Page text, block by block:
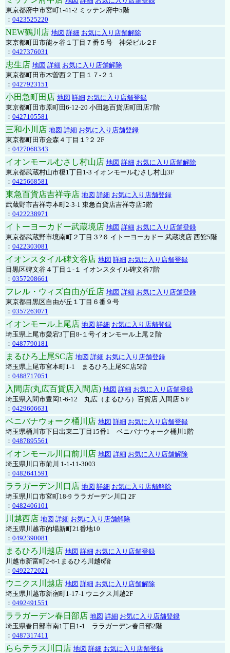
東京都府中市宮町1-41-2 ミッテン府中5階
： 0423525220
NEW鶴川店 地図 詳細 お気に入り店舗解除
東京都町田市能ヶ谷１丁目７番５号 神栄ビル２F
： 0427376031
忠生店 地図 詳細 お気に入り店舗解除
東京都町田市木曽西２丁目１７-２１
： 0427923151
小田急町田店 地図 詳細 お気に入り店舗登録
東京都町田市原町田6-12-20 小田急百貨店町田店7階
： 0427105581
三和小川店 地図 詳細 お気に入り店舗登録
東京都町田市金森４丁目１?２ 2F
： 0427068343
イオンモールむさし村山店 地図 詳細 お気に入り店舗解除
東京都武蔵村山市榎1丁目1-3 イオンモールむさし村山3F
： 0425668581
東急百貨店吉祥寺店 地図 詳細 お気に入り店舗登録
武蔵野市吉祥寺本町2-3-1 東急百貨店吉祥寺店5階
： 0422238971
イトーヨーカドー武蔵境店 地図 詳細 お気に入り店舗登録
東京都武蔵野市境南町２丁目３?６ イトーヨーカドー 武蔵境店 西館5階
： 0422303081
イオンスタイル碑文谷店 地図 詳細 お気に入り店舗登録
目黒区碑文谷４丁目１-１ イオンスタイル碑文谷7階
： 0357208661
フレル・ウィズ自由が丘店 地図 詳細 お気に入り店舗登録
東京都目黒区自由が丘１丁目６番９号
： 0357263071
イオンモール上尾店 地図 詳細 お気に入り店舗登録
埼玉県上尾市愛宕3丁目8-１号イオンモール上尾２階
： 0487790181
まるひろ上尾SC店 地図 詳細 お気に入り店舗登録
埼玉県上尾市宮本町1-1 まるひろ上尾SC店5階
： 0488717051
入間店(丸広百貨店入間店) 地図 詳細 お気に入り店舗登録
埼玉県入間市豊岡1-6-12 丸広（まるひろ）百貨店 入間店５F
： 0429606631
ベニバナウォーク桶川店 地図 詳細 お気に入り店舗登録
埼玉県桶川市下日出東二丁目15番1 ベニバナウォーク桶川1階
： 0487895561
イオンモール川口前川店 地図 詳細 お気に入り店舗解除
埼玉県川口市前川 1-1-11-3003
： 0482641591
ララガーデン川口店 地図 詳細 お気に入り店舗解除
埼玉県川口市宮町18-9 ララガーデン川口 2F
： 0482406101
川越西店 地図 詳細 お気に入り店舗解除
埼玉県川越市的場新町21番地10
： 0492390081
まるひろ川越店 地図 詳細 お気に入り店舗登録
川越市新富町2-6-1まるひろ川越6階
： 0492272021
ウニクス川越店 地図 詳細 お気に入り店舗解除
埼玉県川越市新宿町1-17-1 ウニクス川越2F
： 0492491551
ララガーデン春日部店 地図 詳細 お気に入り店舗登録
埼玉県春日部市南1丁目1-1 ララガーデン春日部2階
： 0487317411
ららテラス川口店 地図 詳細 お気に入り店舗登録